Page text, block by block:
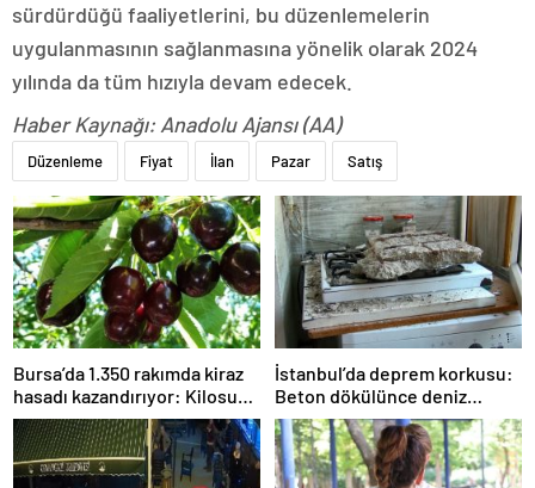
sürdürdüğü faaliyetlerini, bu düzenlemelerin
uygulanmasının sağlanmasına yönelik olarak 2024
yılında da tüm hızıyla devam edecek.
Haber Kaynağı: Anadolu Ajansı (AA)
Düzenleme Fiyat İlan Pazar Satış
Bursa’da 1.350 rakımda kiraz
hasadı kazandırıyor: Kilosu
80 lira
İstanbul’da deprem korkusu:
Beton dökülünce deniz
kabukları ortaya çıktı